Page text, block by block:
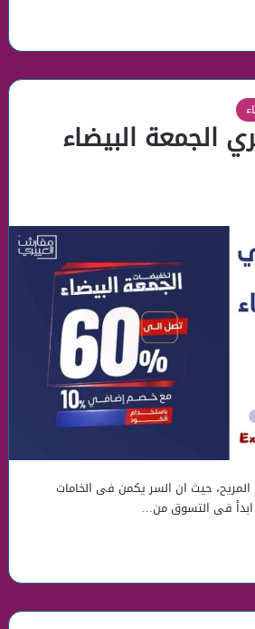
الجمعة البيضاء
حيث ان السر يكمن فى الخامات
ابدأ فى التسوق من…